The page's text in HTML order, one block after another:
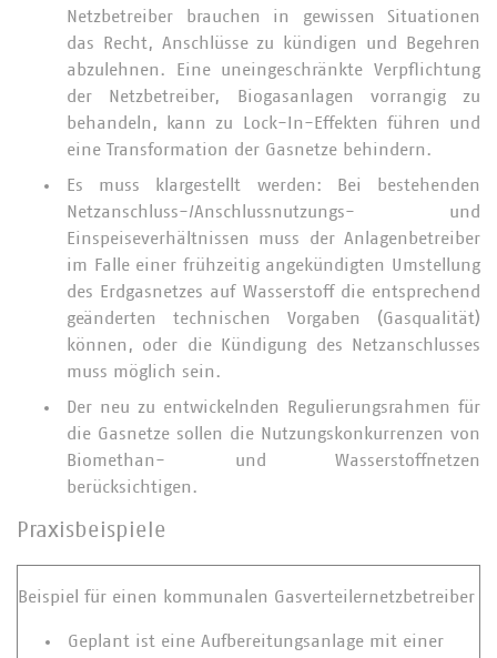
Netzbetreiber brauchen in gewissen Situationen
das Recht, Anschlüsse zu kündigen und Begehren
abzulehnen. Eine uneingeschränkte Verpflichtung
der Netzbetreiber, Biogasanlagen vorrangig zu
behandeln, kann zu Lock-In-Effekten führen und
eine Transformation der Gasnetze behindern.
Es muss klargestellt werden: Bei bestehenden
Netzanschluss-/Anschlussnutzungs- und
Einspeiseverhältnissen muss der Anlagenbetreiber
im Falle einer frühzeitig angekündigten Umstellung
des Erdgasnetzes auf Wasserstoff die entsprechend
geänderten technischen Vorgaben (Gasqualität)
können, oder die Kündigung des Netzanschlusses
muss möglich sein.
Der neu zu entwickelnden Regulierungsrahmen für
die Gasnetze sollen die Nutzungskonkurrenzen von
Biomethan- und Wasserstoffnetzen
berücksichtigen.
Praxisbeispiele
Beispiel für einen kommunalen Gasverteilernetzbetreiber
Geplant ist eine Aufbereitungsanlage mit einer